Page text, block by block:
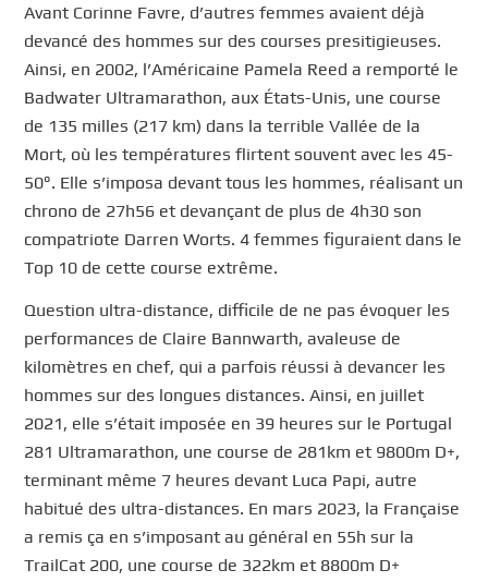
Avant Corinne Favre, d’autres femmes avaient déjà
devancé des hommes sur des courses presitigieuses.
Ainsi, en 2002, l’Américaine Pamela Reed a remporté le
Badwater Ultramarathon, aux États-Unis, une course
de 135 milles (217 km) dans la terrible Vallée de la
Mort, où les températures flirtent souvent avec les 45-
50°. Elle s’imposa devant tous les hommes, réalisant un
chrono de 27h56 et devançant de plus de 4h30 son
compatriote Darren Worts. 4 femmes figuraient dans le
Top 10 de cette course extrême.
Question ultra-distance, difficile de ne pas évoquer les
performances de Claire Bannwarth, avaleuse de
kilomètres en chef, qui a parfois réussi à devancer les
hommes sur des longues distances. Ainsi, en juillet
2021, elle s’était imposée en 39 heures sur le Portugal
281 Ultramarathon, une course de 281km et 9800m D+,
terminant même 7 heures devant Luca Papi, autre
habitué des ultra-distances. En mars 2023, la Française
a remis ça en s’imposant au général en 55h sur la
TrailCat 200, une course de 322km et 8800m D+